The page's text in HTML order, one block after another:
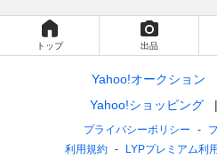
トップ 出品
Yahoo!オークション
Yahoo!ショッピング
プライバシーポリシー
利用規約
LYPプレミアム利